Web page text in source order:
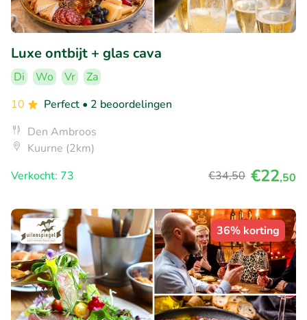
Luxe ontbijt + glas cava
Di Wo Vr
Za
10
Perfect • 2 beoordelingen
Den Ambroos
Kuurne (2km)
Verkocht: 73
€34,50 €22,50
36% korting